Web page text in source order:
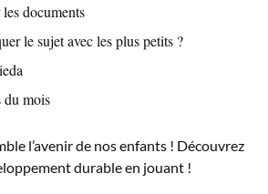
documents
le sujet avec les plus petits ?
du mois
l’avenir de nos enfants ! Découvrez
durable en jouant !